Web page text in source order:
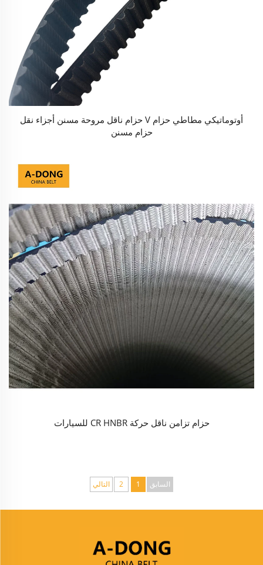
أوتوماتيكي مطاطي حزام V حزام ناقل مروحة مسنن أجزاء نقل
حزام مسنن
حزام تزامن ناقل حركة CR HNBR للسيارات
السابق 1
2 التالي